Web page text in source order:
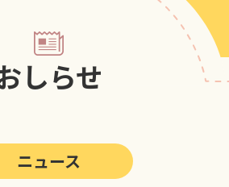
しらせ
ニュース